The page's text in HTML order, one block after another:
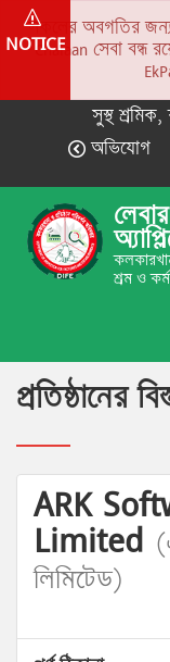
NOTICE
সকলের অবগতির জন্য
Chalaan সেবা বন্ধ
সুস্থ
অভিযোগ
শ্রম ও
প্রতিষ্ঠানের
ARK
Limited
লিমিটেড)